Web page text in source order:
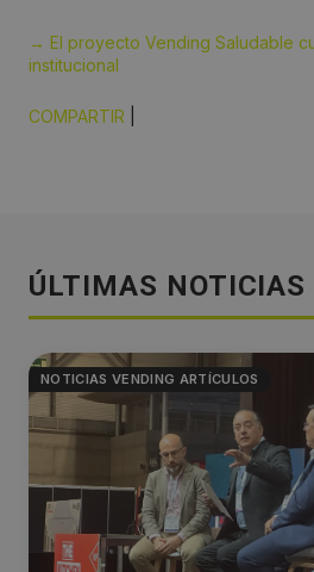
→ El proyecto Vending Saludable
institucional
COMPARTIR
ÚLTIMAS NOTICIAS
NOTICIAS VENDING ARTÍCULOS